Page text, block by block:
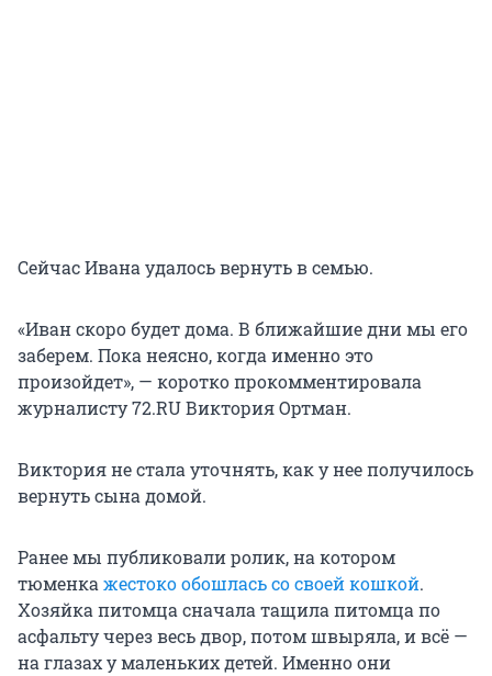
Сейчас Ивана удалось вернуть в семью.
«Иван скоро будет дома. В ближайшие дни мы его
заберем. Пока неясно, когда именно это
произойдет», — коротко прокомментировала
журналисту 72.RU Виктория Ортман.
Виктория не стала уточнять, как у нее получилось
вернуть сына домой.
Ранее мы публиковали ролик, на котором
тюменкажестоко обошлась со своей кошкой.
Хозяйка питомца сначала тащила питомца по
асфальту через весь двор, потом швыряла, и всё —
на глазах у маленьких детей. Именно они